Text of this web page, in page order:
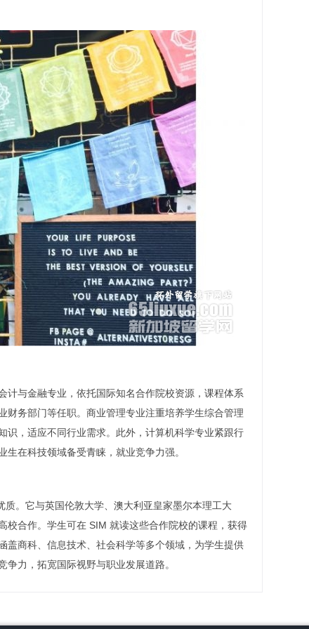
计与金融专业，依托国际知名合作院校资源，课程体系
财务部门等任职。商业管理专业注重培养学生综合管理
识，适应不同行业需求。此外，计算机科学专业紧跟行
在科技领域备受青睐，就业竞争力强。
。它与英国伦敦大学、澳大利亚皇家墨尔本理工大
校合作。学生可在 SIM 就读这些合作院校的课程，获得
盖商科、信息技术、社会科学等多个领域，为学生提供
力，拓宽国际视野与职业发展道路。